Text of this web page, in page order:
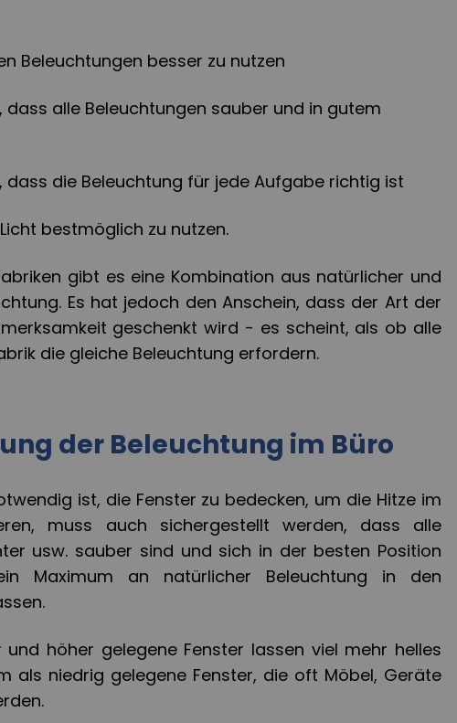
Beleuchtungen besser zu nutzen
dass alle Beleuchtungen sauber und in gutem
dass die Beleuchtung für jede Aufgabe richtig ist
bestmöglich zu nutzen.
gibt es eine Kombination aus natürlicher und
Es hat jedoch den Anschein, dass der Art der
geschenkt wird - es scheint, als ob alle
die gleiche Beleuchtung erfordern.
der Beleuchtung im Büro
ist, die Fenster zu bedecken, um die Hitze im
muss auch sichergestellt werden, dass alle
usw. sauber sind und sich in der besten Position
Maximum an natürlicher Beleuchtung in den
und höher gelegene Fenster lassen viel mehr helles
als niedrig gelegene Fenster, die oft Möbel, Geräte